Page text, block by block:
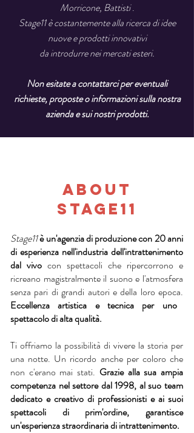
Morricone, Battisti.
Stage11 è costantemente alla ricerca di idee
nuove e prodotti innovativi
da introdurre nei mercati esteri.
Non esitate a contattarci per eventuali
richieste, proposte o informazioni sulla nostra
azienda e sui nostri prodotti.
About
STAGE11
Stage11è un'agenzia di produzione con 20 anni
di esperienza nell'industria dell'intrattenimento
dal vivo con spettacoli che ripercorrono e
ricreano magistralmente il suono e l'atmosfera
senza pari di grandi autori e della loro epoca.
Eccellenza artistica e tecnica per uno
spettacolo di alta qualità.
Ti offriamo la possibilità di vivere la storia per
una notte. Un ricordo anche per coloro che
non c'erano mai stati. Grazie alla sua ampia
competenza nel settore dal 1998, al suo team
dedicato e creativo di professionisti e ai suoi
spettacoli di prim'ordine, garantisce
un'esperienza straordinaria di intrattenimento.